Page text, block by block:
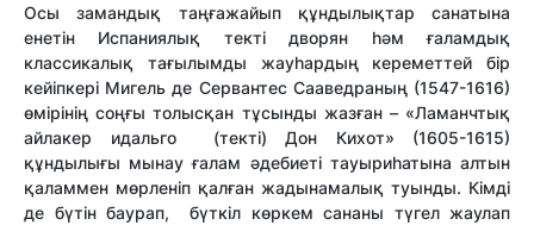
Осы замандық таңғажайып құндылықтар санатына
енетін Испаниялық текті дворян һәм ғаламдық
классикалық тағылымды жауһардың кереметтей бір
кейіпкері Мигель де Сервантес Сааведраның (1547-1616)
өмірінің соңғы толысқан тұсынды жазған – «Ламанчтық
айлакер идальго
(текті) Дон Кихот» (1605-1615)
құндылығы мынау ғалам әдебиеті тауыриһатына алтын
қаламмен мөрленіп қалған жадынамалық туынды. Кімді
де бүтін баурап, бүткіл көркем сананы түгел жаулап